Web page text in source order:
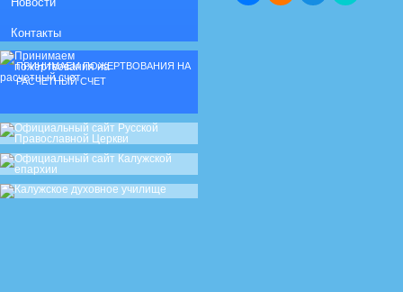
Контакты
ПРИНИМАЕМ ПОЖЕРТВОВАНИЯ НА
РАСЧЕТНЫЙ СЧЕТ